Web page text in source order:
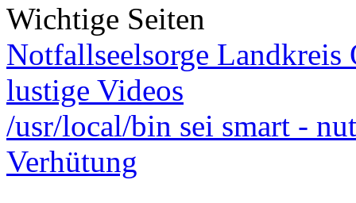
Wichtige Seiten
Notfallseelsorge Landkreis
lustige Videos
/usr/local/bin sei smart -
Verhütung